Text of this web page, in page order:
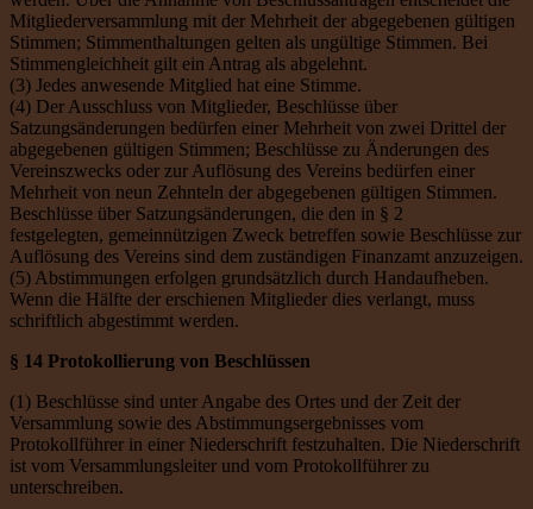
Mitgliederversammlung mit der Mehrheit der abgegebenen gültigen
Stimmen; Stimmenthaltungen gelten als ungültige Stimmen. Bei
Stimmengleichheit gilt ein Antrag als abgelehnt.
(3) Jedes anwesende Mitglied hat eine Stimme.
(4) Der Ausschluss von Mitglieder, Beschlüsse über
Satzungsänderungen bedürfen einer Mehrheit von zwei Drittel der
abgegebenen gültigen Stimmen; Beschlüsse zu Änderungen des
Vereinszwecks oder zur Auflösung des Vereins bedürfen einer
Mehrheit von neun Zehnteln der abgegebenen gültigen Stimmen.
Beschlüsse über Satzungsänderungen, die den in § 2
festgelegten, gemeinnützigen Zweck betreffen sowie Beschlüsse zur
Auflösung des Vereins sind dem zuständigen Finanzamt anzuzeigen.
(5) Abstimmungen erfolgen grundsätzlich durch Handaufheben.
Wenn die Hälfte der erschienen Mitglieder dies verlangt, muss
schriftlich abgestimmt werden.
§ 14 Protokollierung von Beschlüssen
(1) Beschlüsse sind unter Angabe des Ortes und der Zeit der
Versammlung sowie des Abstimmungsergebnisses vom
Protokollführer in einer Niederschrift festzuhalten. Die Niederschrift
ist vom Versammlungsleiter und vom Protokollführer zu
unterschreiben.